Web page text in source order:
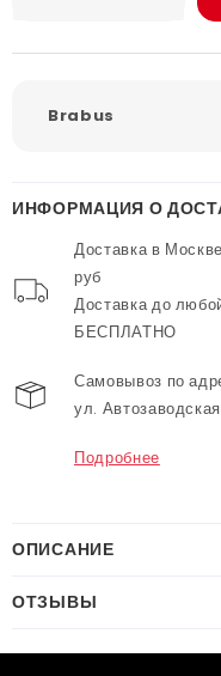
Brabus
ИНФОРМАЦИЯ О
Доставка в
руб
Доставка до
БЕСПЛАТНО
Самовывоз по
ул.
Подробнее
ОПИСАНИЕ
ОТЗЫВЫ